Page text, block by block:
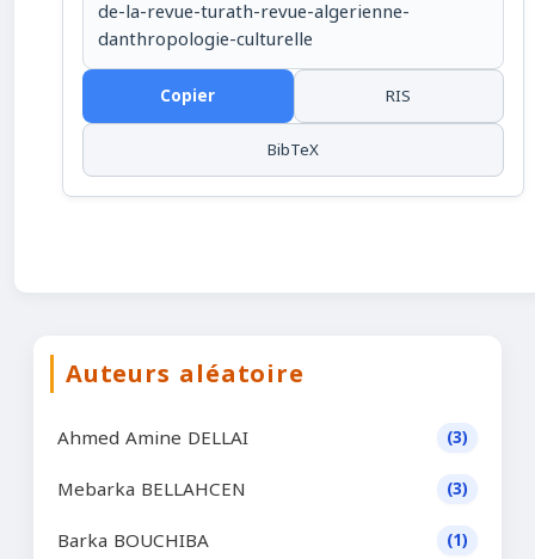
de-la-revue-turath-revue-algerienne-
danthropologie-culturelle
Copier
RIS
BibTeX
Auteurs aléatoire
Ahmed Amine DELLAI (3)
Mebarka BELLAHCEN (3)
Barka BOUCHIBA (1)